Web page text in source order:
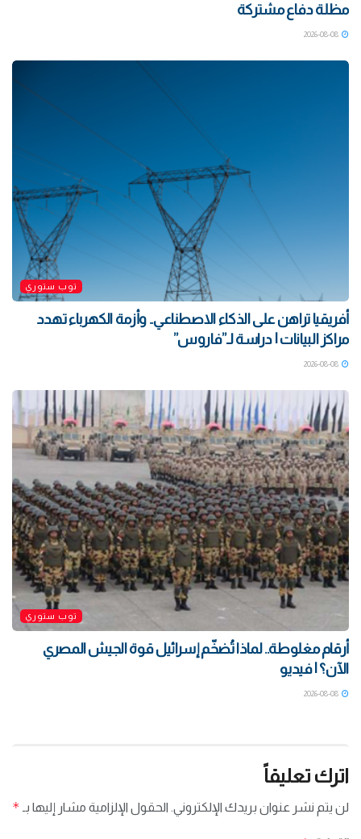
مظلة دفاع مشتركة
2026-08-08
توب ستوري
أفريقيا تراهن على الذكاء الاصطناعي.. وأزمة الكهرباء تهدد
مراكز البيانات | دراسة لـ”فاروس”
2026-08-08
توب ستوري
أرقام مغلوطة.. لماذا تُضخّم إسرائيل قوة الجيش المصري
الآن؟ | فيديو
2026-08-08
اترك تعليقاً
لن يتم نشر عنوان بريدك الإلكتروني. الحقول الإلزامية مشار إليها بـ*